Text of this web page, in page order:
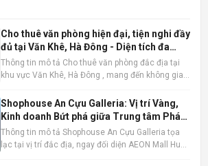
Cho thuê văn phòng hiện đại, tiện nghi đầy
đủ tại Văn Khê, Hà Đông - Diện tích đa
dạng
Thông tin mô tả Cho thuê văn phòng đắc địa tại
khu vực Văn Khê, Hà Đông , mang đến không gian
Với diện tích linh hoạt từ 200m2, 300m2 đến
600m2, chúng tôi đáp ứng mọi nhu cầu về quy mô
Shophouse An Cựu Galleria: Vị trí Vàng,
Kinh doanh Bứt phá giữa Trung tâm Phát
triển Mới Huế
Thông tin mô tả Shophouse An Cựu Galleria tọa
lạc tại vị trí đắc địa, ngay đối diện AEON Mall Huế,